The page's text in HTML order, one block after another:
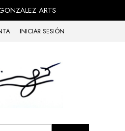
ARTS
INICIAR SESIÓN